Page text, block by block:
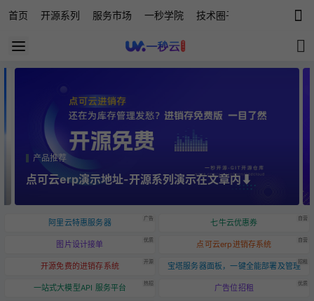
首页 开源系列 服务市场 一秒学院 技术圈子 源
产品推荐
点可云erp演示地址-开源系列演示在文章内⬇️
阿里云特惠服务器 广告 七牛云优惠券 自营
图片设计接单 优质 点可云erp进销存系统 自营
开源免费的进销存系统 开源 宝塔服务器面板，一键全能部署及管理招租
一站式大模型API 服务平台 热招 广告位招租 优质